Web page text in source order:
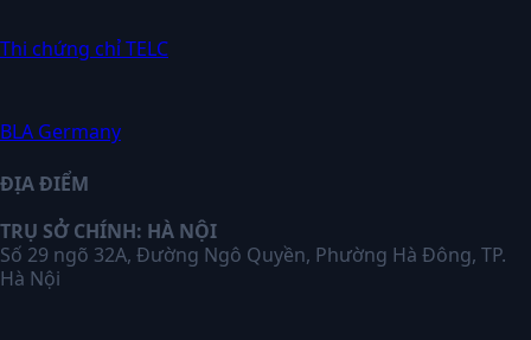
Thi chứng chỉ TELC
BLA Germany
ĐỊA ĐIỂM
TRỤ SỞ CHÍNH: HÀ NỘI
Số 29 ngõ 32A, Đường Ngô Quyền, Phường Hà Đông, TP.
Hà Nội